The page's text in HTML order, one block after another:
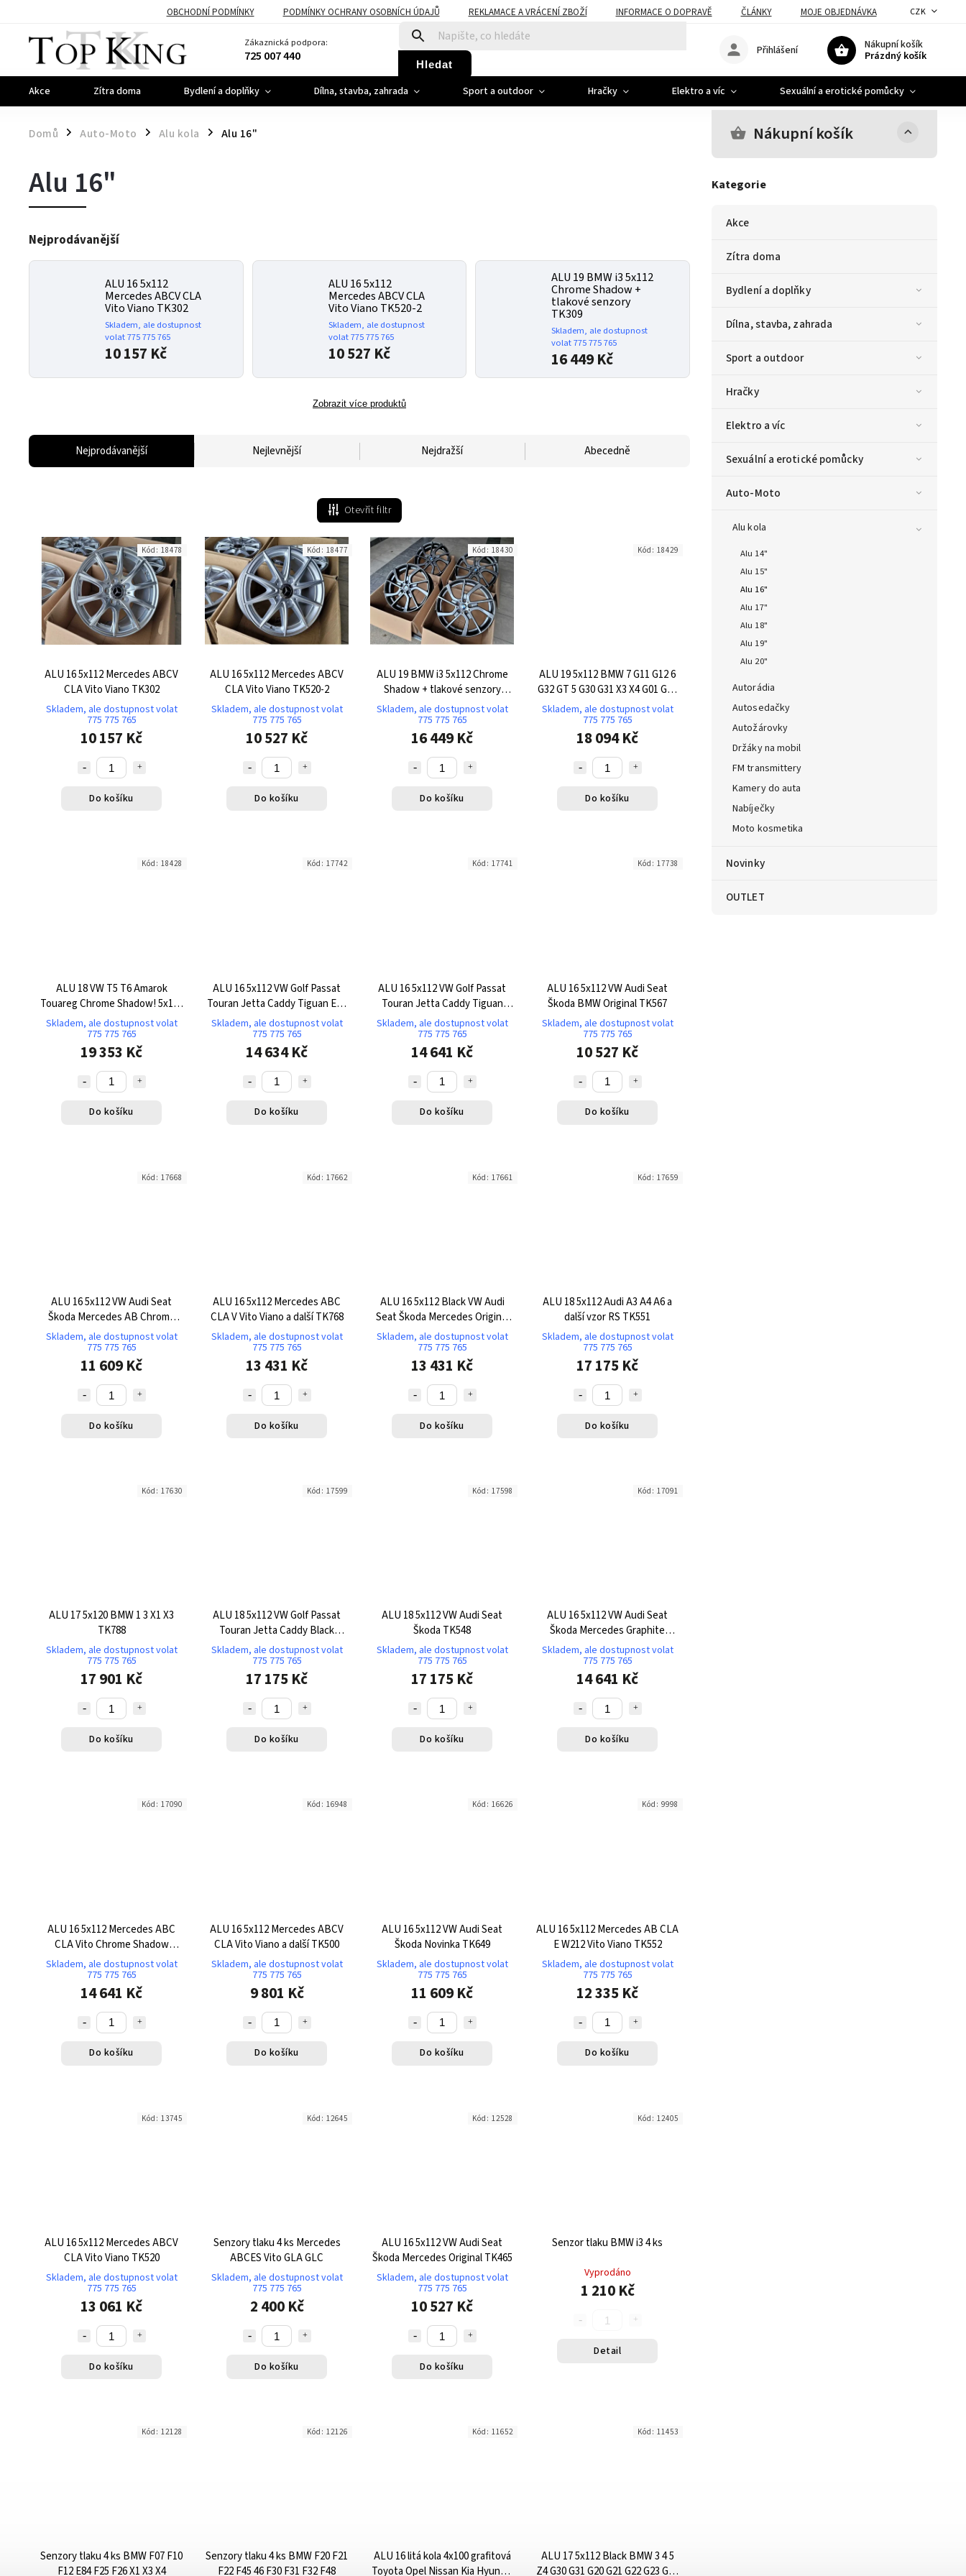
OBCHODNÍ PODMÍNKY PODMÍNKY OCHRANY OSOBNÍCH ÚDAJŮ REKLAMACE A VRÁCENÍ ZBOŽÍ INFORMACE O DOPRAVĚ ČLÁNKY MOJE OBJEDNÁVKA CZK
Zákaznická podpora:
725 007 440 Hledat
Nákupní košík
Prázdný košík
Přihlášení
Akce Zítra doma Bydlení a doplňky Dílna, stavba, zahrada Sport a outdoor Hračky Elektro a víc Sexuální a erotické pomůcky
Domů / Auto-Moto / Alu kola / Alu 16" Nákupní košík
Kategorie
Akce
Zítra doma
Bydlení a doplňky
Dílna, stavba, zahrada
Sport a outdoor
Hračky
Elektro a víc
Sexuální a erotické pomůcky
Auto-Moto
Alu kola
Alu 14"
Alu 15"
Alu 16"
Alu 17"
Alu 18"
Alu 19"
Alu 20"
Autorádia
Autosedačky
Autožárovky
Držáky na mobil
FM transmittery
Kamery do auta
Nabíječky
Moto kosmetika
Novinky
OUTLET
Alu 16"
Nejprodávanější
ALU 16 5x112
Mercedes ABCV CLA
Vito Viano TK302
Skladem, ale dostupnost
volat 775 775 765
10 157 Kč
ALU 16 5x112
Mercedes ABCV CLA
Vito Viano TK520-2
Skladem, ale dostupnost
volat 775 775 765
10 527 Kč
ALU 19 BMW i3 5x112
Chrome Shadow +
tlakové senzory
TK309
Skladem, ale dostupnost
volat 775 775 765
16 449 Kč
Zobrazit více produktů
Nejprodávanější Nejlevnější Nejdražší Abecedně
Otevřít filtr
ALU 16 5x112 Mercedes ABCV
CLA Vito Viano TK302
Skladem, ale dostupnost volat
775 775 765
10 157 Kč
Do košíku
Kód: 18478
ALU 16 5x112 Mercedes ABCV
CLA Vito Viano TK520-2
Skladem, ale dostupnost volat
775 775 765
10 527 Kč
Do košíku
Kód: 18477
ALU 19 BMW i3 5x112 Chrome
Shadow + tlakové senzory
TK309
Skladem, ale dostupnost volat
775 775 765
16 449 Kč
Do košíku
Kód: 18430
ALU 19 5x112 BMW 7 G11 G12 6
G32 GT 5 G30 G31 X3 X4 G01 G02
304
Skladem, ale dostupnost volat
775 775 765
18 094 Kč
Do košíku
Kód: 18429
ALU 18 VW T5 T6 Amarok
Touareg Chrome Shadow! 5x120
TK219
Skladem, ale dostupnost volat
775 775 765
19 353 Kč
Do košíku
Kód: 18428
ALU 16 5x112 VW Golf Passat
Touran Jetta Caddy Tiguan Eos
TK573
Skladem, ale dostupnost volat
775 775 765
14 634 Kč
Do košíku
Kód: 17742
ALU 16 5x112 VW Golf Passat
Touran Jetta Caddy Tiguan
Black TK572
Skladem, ale dostupnost volat
775 775 765
14 641 Kč
Do košíku
Kód: 17741
ALU 16 5x112 VW Audi Seat
Škoda BMW Original TK567
Skladem, ale dostupnost volat
775 775 765
10 527 Kč
Do košíku
Kód: 17738
ALU 16 5x112 VW Audi Seat
Škoda Mercedes AB Chrome
Shadow TK742
Skladem, ale dostupnost volat
775 775 765
11 609 Kč
Do košíku
Kód: 17668
ALU 16 5x112 Mercedes ABC
CLA V Vito Viano a další TK768
Skladem, ale dostupnost volat
775 775 765
13 431 Kč
Do košíku
Kód: 17662
ALU 16 5x112 Black VW Audi
Seat Škoda Mercedes Original
TK767
Skladem, ale dostupnost volat
775 775 765
13 431 Kč
Do košíku
Kód: 17661
ALU 18 5x112 Audi A3 A4 A6 a
další vzor RS TK551
Skladem, ale dostupnost volat
775 775 765
17 175 Kč
Do košíku
Kód: 17659
ALU 17 5x120 BMW 1 3 X1 X3
TK788
Skladem, ale dostupnost volat
775 775 765
17 901 Kč
Do košíku
Kód: 17630
ALU 18 5x112 VW Golf Passat
Touran Jetta Caddy Black
TK549
Skladem, ale dostupnost volat
775 775 765
17 175 Kč
Do košíku
Kód: 17599
ALU 18 5x112 VW Audi Seat
Škoda TK548
Skladem, ale dostupnost volat
775 775 765
17 175 Kč
Do košíku
Kód: 17598
ALU 16 5x112 VW Audi Seat
Škoda Mercedes Graphite
Original TK762
Skladem, ale dostupnost volat
775 775 765
14 641 Kč
Do košíku
Kód: 17091
ALU 16 5x112 Mercedes ABC
CLA Vito Chrome Shadow
Original TK761
Skladem, ale dostupnost volat
775 775 765
14 641 Kč
Do košíku
Kód: 17090
ALU 16 5x112 Mercedes ABCV
CLA Vito Viano a další TK500
Skladem, ale dostupnost volat
775 775 765
9 801 Kč
Do košíku
Kód: 16948
ALU 16 5x112 VW Audi Seat
Škoda Novinka TK649
Skladem, ale dostupnost volat
775 775 765
11 609 Kč
Do košíku
Kód: 16626
ALU 16 5x112 Mercedes AB CLA
E W212 Vito Viano TK552
Skladem, ale dostupnost volat
775 775 765
12 335 Kč
Do košíku
Kód: 9998
ALU 16 5x112 Mercedes ABCV
CLA Vito Viano TK520
Skladem, ale dostupnost volat
775 775 765
13 061 Kč
Do košíku
Kód: 13745
Senzory tlaku 4 ks Mercedes
ABCES Vito GLA GLC
Skladem, ale dostupnost volat
775 775 765
2 400 Kč
Do košíku
Kód: 12645
ALU 16 5x112 VW Audi Seat
Škoda Mercedes Original TK465
Skladem, ale dostupnost volat
775 775 765
10 527 Kč
Do košíku
Kód: 12528
Senzor tlaku BMW i3 4 ks
Vyprodáno
1 210 Kč
Detail
Kód: 12405
Senzory tlaku 4 ks BMW F07 F10
F12 E84 F25 F26 X1 X3 X4
Kód: 12128
Senzory tlaku 4 ks BMW F20 F21
F22 F45 46 F30 F31 F32 F48
Kód: 12126
ALU 16 litá kola 4x100 grafitová
Toyota Opel Nissan Kia Hyundai
Kód: 11652
ALU 17 5x112 Black BMW 3 4 5
Z4 G30 G31 G20 G21 G22 G23 G29
Kód: 11453